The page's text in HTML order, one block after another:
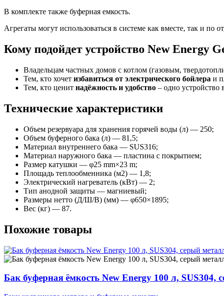
В комплекте также буферная емкость.
Агрегаты могут использоваться в системе как вместе, так и по
Кому подойдет устройство New Energy
Владельцам частных домов с котлом (газовым,
Тем, кто хочет избавиться от электрического бойлера и
Тем, кто ценит надёжность и удобство – одно устройство
Технические характеристики
Объем резервуара для хранения горячей воды (л) — 250;
Объем буферного бака (л) — 81,5;
Материал внутреннего бака — SUS316;
Материал наружного бака — пластина с покрытием;
Размер катушки — φ25 mm×23 m;
Площадь теплообменника (м2) — 1,8;
Электрический нагреватель (кВт) — 2;
Тип анодной защиты — магниевый;
Размеры нетто (Д/Ш/В) (мм) — φ650×1895;
Вес (кг) — 87.
Похожие товары
Бак буферная ёмкость New Energy 100 л, SUS304,